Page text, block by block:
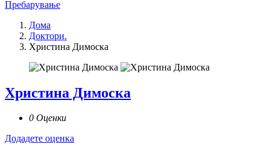
Пребарување
Дома
Доктори.
Христина Димоска
Христина Димоска
0 Оценки
Додадете оценка